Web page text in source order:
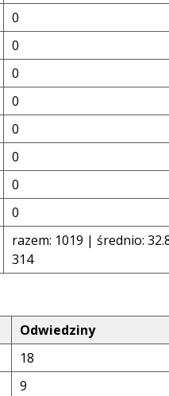
0
0
0
0
0
0
0
0
razem: 1019 | średnio:
314
Odwiedziny
18
9